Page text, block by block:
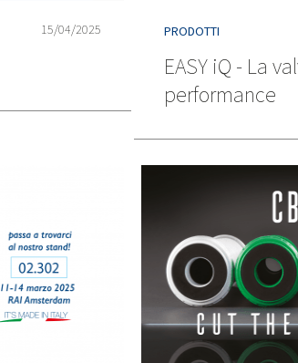
15/04/2025 PRODOTTI
EASY iQ - La
performance